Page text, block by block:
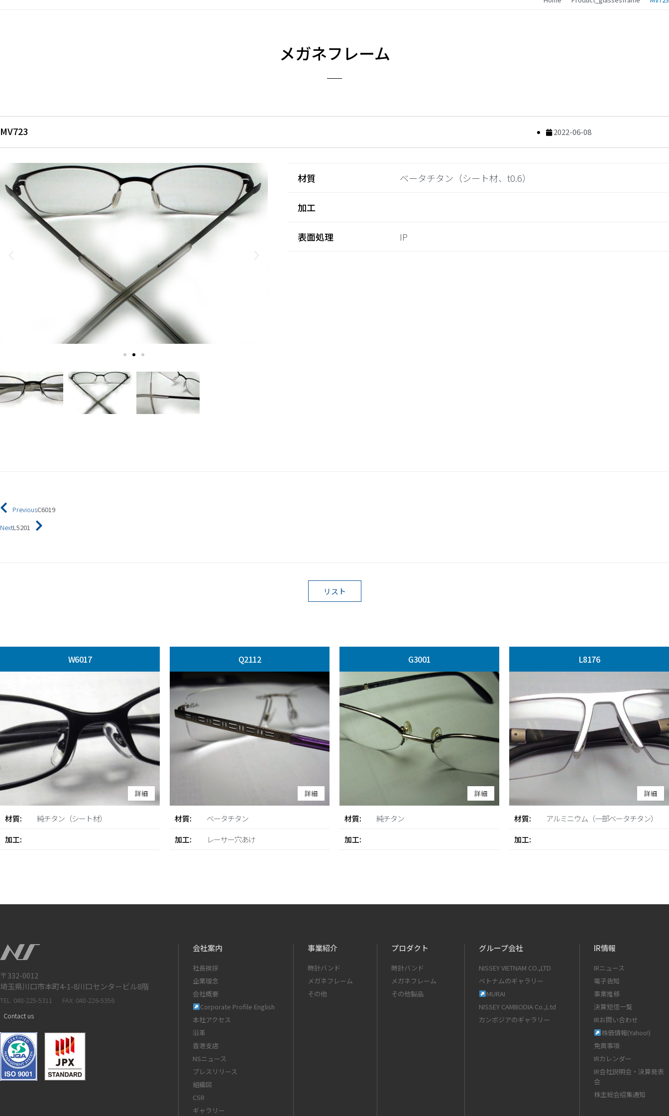
メガネフレーム
MV723 2022-06-08
材質 ベータチタン（シート材、t0.6）
加工
表面処理 IP
PreviousC6019
NextL5201
リスト
W6017
詳細
材質:
純チタン（シート材）
加工:
Q2112
詳細
材質:
ベータチタン
加工:
レーサー穴あけ
G3001
詳細
材質:
純チタン
加工:
L8176
詳細
材質:
アルミニウム（一部ベータチタン）
加工:
〒332-0012
埼玉県川口市本町4-1-8川口センタ－ビル8階
TEL: 048-225-5311
FAX: 048-226-5356
Contact us
会社案内
社長挨拶
企業理念
会社概要
Corporate Profile English
本社アクセス
沿革
香港支店
NSニュース
プレスリリース
組織図
CSR
ギャラリー
事業紹介
時計バンド
メガネフレーム
その他
プロダクト
時計バンド
メガネフレーム
その他製品
グループ会社
NISSEY VIETNAM CO.,LTD
ベトナムのギャラリー
MURAI
NISSEY CAMBODIA Co.,Ltd
カンボジアのギャラリー
IR情報
IRニュース
電子告知
事業推移
決算短信一覧
IRお問い合わせ
株価情報(Yahoo!)
免責事項
IRカレンダー
IR会社説明会・決算発表
会
株主総会招集通知